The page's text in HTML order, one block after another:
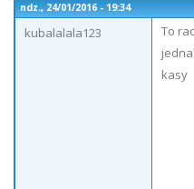
ndz., 24/01/2016 - 19:34
kubalalala123
To
kasy